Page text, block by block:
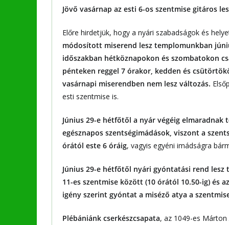
Jövő vasárnap az esti 6-os szentmise gitáros
Előre hirdetjük, hogy a nyári szabadságok és
módosított miserend lesz templomunkban
időszakban hétköznapokon és szombatokon
pénteken reggel 7 órakor, kedden és
vasárnapi miserendben nem lesz változás.
esti szentmise is.
Június 29-e hétfőtől a nyár végéig elmaradnak
egésznapos szentségimádások, viszont a
órától este 6 óráig, vagyis egyéni imádságra
Június 29-e hétfőtől nyári gyóntatási rend lesz
11-es szentmise között (10 órától 10.50-ig) és
igény szerint gyóntat a miséző atya a
Plébániánk cserkészcsapata, az 1049-es